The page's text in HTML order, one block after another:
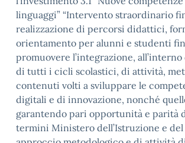
linguaggi” “Intervento straordinario
realizzazione di percorsi didattici,
orientamento per alunni e studenti
promuovere l’integrazione,
di tutti i cicli scolastici, di attività,
contenuti volti a sviluppare le
digitali e di innovazione, nonché
garantendo pari opportunità e parità
termini Ministero dell’Istruzione e